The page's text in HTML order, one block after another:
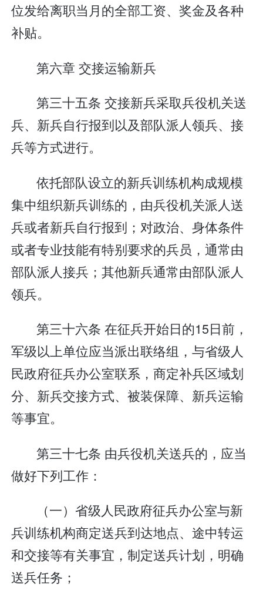
位发给离职当月的全部工资、奖金及各种
补贴。
第六章 交接运输新兵
第三十五条 交接新兵采取兵役机关送
兵、新兵自行报到以及部队派人领兵、接
兵等方式进行。
依托部队设立的新兵训练机构成规模
集中组织新兵训练的，由兵役机关派人送
兵或者新兵自行报到；对政治、身体条件
或者专业技能有特别要求的兵员，通常由
部队派人接兵；其他新兵通常由部队派人
领兵。
第三十六条 在征兵开始日的15日前，
军级以上单位应当派出联络组，与省级人
民政府征兵办公室联系，商定补兵区域划
分、新兵交接方式、被装保障、新兵运输
等事宜。
第三十七条 由兵役机关送兵的，应当
做好下列工作：
（一）省级人民政府征兵办公室与新
兵训练机构商定送兵到达地点、途中转运
和交接等有关事宜，制定送兵计划，明确
送兵任务；